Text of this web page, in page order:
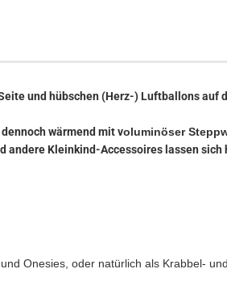
und hübschen (Herz-) Luftballons auf
wärmend mit voluminöser
andere Kleinkind-Accessoires lassen sich
Onesies, oder natürlich als Krabbel-